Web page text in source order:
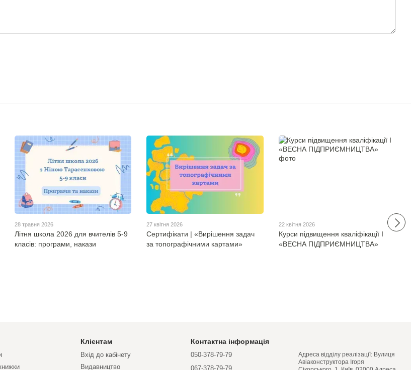
28 травня 2026
Літня школа 2026 для вчителів 5-9
класів: програми, накази
27 квітня 2026
Сертифікати | «Вирішення задач
за топографічними картами»
22 квітня 2026
Курси підвищення кваліфікації І
«ВЕСНА ПІДПРИЄМНИЦТВА»
Клієнтам
Вхід до кабінету
Видавництво
Контактна інформація
050-378-79-79
067-378-79-79
Адреса відділу реалізації: Вулиця
Авіаконструктора Ігоря